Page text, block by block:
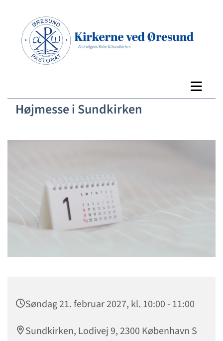
Højmesse i Sundkirken
Søndag 21. februar 2027, kl. 10:00 - 11:00
Sundkirken, Lodivej 9, 2300 København S